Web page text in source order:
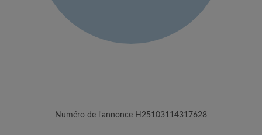
Numéro de l'annonce H25103114317628